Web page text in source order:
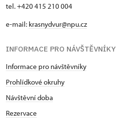
tel. +420 415 210 004
e-mail: krasnydvur@npu.cz
INFORMACE PRO NÁVŠTĚVNÍKY
Informace pro návštěvníky
Prohlídkové okruhy
Návštěvní doba
Rezervace